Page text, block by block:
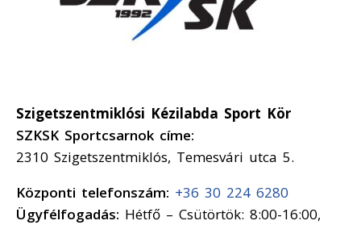
Szigetszentmiklósi Kézilabda Sport Kör
SZKSK Sportcsarnok címe:
2310 Szigetszentmiklós, Temesvári utca 5.
Központi telefonszám: +36 30 224 6280
Ügyfélfogadás: Hétfő – Csütörtök: 8:00-16:00,